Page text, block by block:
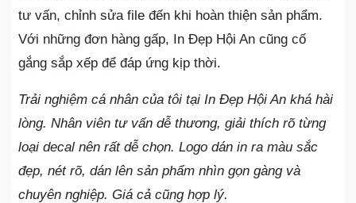
tư vấn, chỉnh sửa file đến khi hoàn thiện sản phẩm.
Với những đơn hàng gấp, In Đẹp Hội An cũng cố
gắng sắp xếp để đáp ứng kịp thời.
Trải nghiệm cá nhân của tôi tại In Đẹp Hội An khá hài
lòng. Nhân viên tư vấn dễ thương, giải thích rõ từng
loại decal nên rất dễ chọn. Logo dán in ra màu sắc
đẹp, nét rõ, dán lên sản phẩm nhìn gọn gàng và
chuyên nghiệp. Giá cả cũng hợp lý.